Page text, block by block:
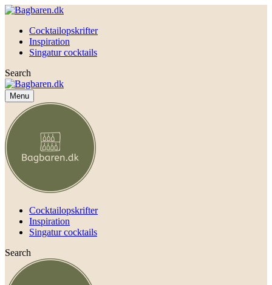
Cocktailopskrifter
Inspiration
Singatur cocktails
Search
Menu
Cocktailopskrifter
Inspiration
Singatur cocktails
Search